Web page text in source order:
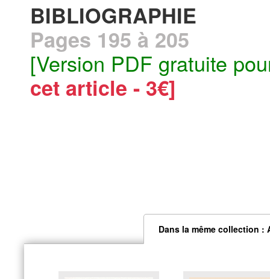
BIBLIOGRAPHIE
Pages 195 à 205
[Version PDF gratuite
cet article - 3€]
Dans la même collection :